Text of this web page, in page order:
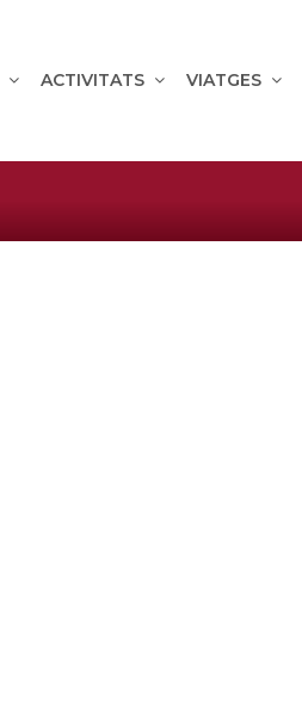
ACTIVITATS VIATGES